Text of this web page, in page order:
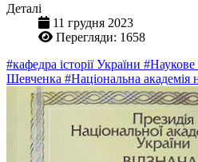
Деталі
11 грудня 2023
Перегляди: 1658
#кафедра історії України #Наукове
Шевченка #Національна академія